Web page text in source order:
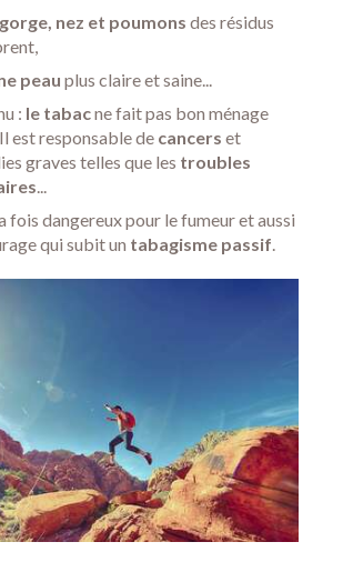
nez et poumons des résidus
peau plus claire et saine...
: le tabacne fait pas bon ménage
. Il est responsable de cancers et
graves telles que les troubles
fois dangereux pour le fumeur et aussi
qui subit un tabagisme passif